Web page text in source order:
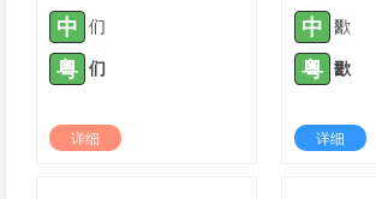
中 们
粤 们
详细
中 歠
粤 歠
详细